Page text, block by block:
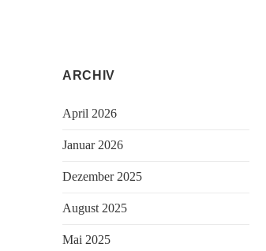
ARCHIV
April 2026
Januar 2026
Dezember 2025
August 2025
Mai 2025